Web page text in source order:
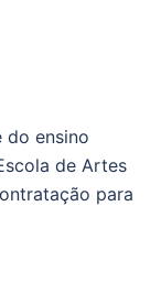
do ensino
de Artes
para